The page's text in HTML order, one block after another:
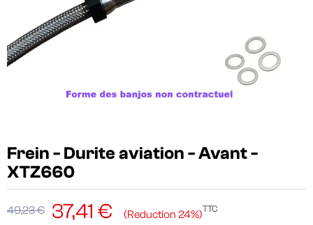
Frein - Durite aviation - Avant -
XTZ660
49,23 € 37,41 € Reduction 24% TTC